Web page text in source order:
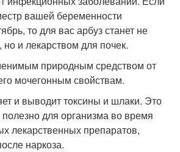
вашей беременности
то для вас арбуз станет не
и лекарством для почек.
природным средством от
мочегонным свойствам.
и выводит токсины и шлаки. Это
для организма во время
лекарственных препаратов,
наркоза.